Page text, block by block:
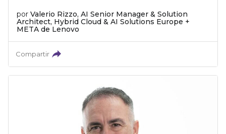
por Valerio Rizzo, AI Senior Manager & Solution
Architect, Hybrid Cloud & AI Solutions Europe +
META de Lenovo
Compartir